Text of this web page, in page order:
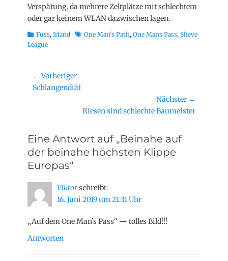
Verspätung, da mehrere Zeltplätze mit schlechtem
oder gar keinem WLAN dazwischen lagen.
Kategorien
Fuss, Irland Schlagworte
One Man's Path, One Mans Pass, Slieve
League
Beitragsnavigation
← Vorheriger
Vorheriger
Schlangendiät
Nächster →
Riesen sind schlechte Baumeister
Eine Antwort auf „Beinahe auf
der beinahe höchsten Klippe
Europas“
Viktorschreibt:
16. Juni 2019 um 21:31 Uhr
„Auf dem One Man’s Pass“ — tolles Bild!!!
Antworten